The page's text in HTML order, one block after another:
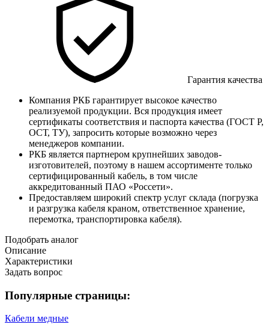
Гарантия качества
Компания РКБ гарантирует высокое качество
реализуемой продукции. Вся продукция имеет
сертификаты соответствия и паспорта качества (ГОСТ Р,
ОСТ, ТУ), запросить которые возможно через
менеджеров компании.
РКБ является партнером крупнейших заводов-
изготовителей, поэтому в нашем ассортименте только
сертифицированный кабель, в том числе
аккредитованный ПАО «Россети».
Предоставляем широкий спектр услуг склада (погрузка
и разгрузка кабеля краном, ответственное хранение,
перемотка, транспортировка кабеля).
Подобрать аналог
Описание
Характеристики
Задать вопрос
Популярные страницы:
Кабели медные